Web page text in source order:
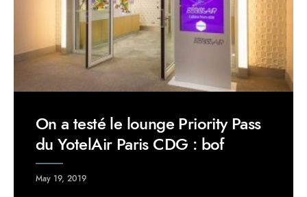
On a testé le lounge Priority Pass
du YotelAir Paris CDG : bof
May 19, 2019